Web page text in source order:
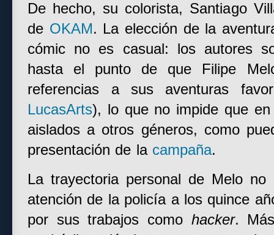
De hecho, su colorista, Santiago
de OKAM. La elección de la
cómic no es casual: los autores
hasta el punto de que Filipe
referencias a sus aventuras
LucasArts), lo que no impide que
aislados a otros géneros, como
presentación de la campaña.
La trayectoria personal de Melo
atención de la policía a los quince
por sus trabajos como hacker.